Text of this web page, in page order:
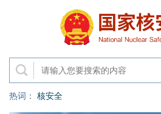
热词： 核安全